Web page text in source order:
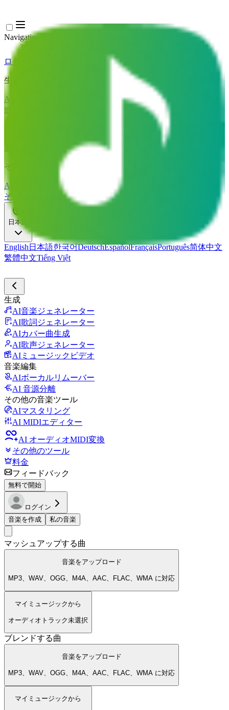
Navigation Menu
ログイン
生成
AI音楽ジェネレーター AI歌詞ジェネレーター
成
AIミュージックビデオ
AIボーカルリムーバーAI 音源分離
その他の音楽ツール
AIマスタリングAI MIDIエディター
その他のツール
日本語
English 日本語한국어DeutschEspañolFrançaisPortuguês简体中文
繁體中文Tiếng Việt
生成
AI音楽ジェネレーター
AI歌詞ジェネレーター
AIカバー曲生成
AI歌声ジェネレーター
AIミュージックビデオ
音楽編集
AIボーカルリムーバー
AI 音源分離
その他の音楽ツール
AIマスタリング
AI MIDIエディター
AI オーディオMIDI変換
その他のツール
料金
フィードバック
無料で開始
ログイン
音楽を作成
私の音楽
マッシュアップする曲
音楽をアップロード
MP3、WAV、OGG、M4A、AAC、FLAC、WMA に対応
マイミュージックから
オーディオトラック未選択
ブレンドする曲
音楽をアップロード
MP3、WAV、OGG、M4A、AAC、FLAC、WMA に対応
マイミュージックから